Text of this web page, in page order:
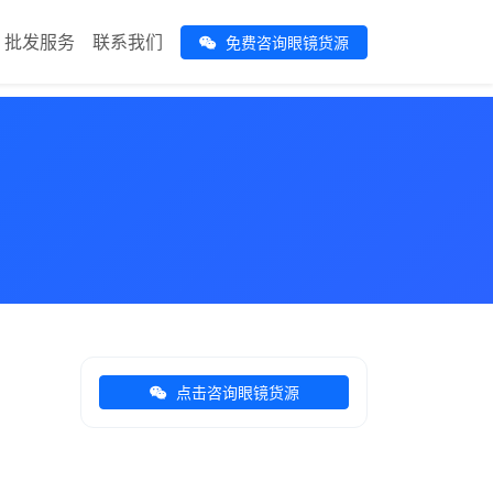
批发服务 联系我们 免费咨询眼镜货源
点击咨询眼镜货源